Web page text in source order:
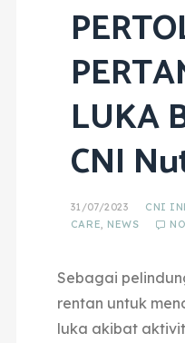
LUKA
CNI
31/07/2023 CNI
CARE, NEWS
Sebagai
rentan untuk
luka akibat